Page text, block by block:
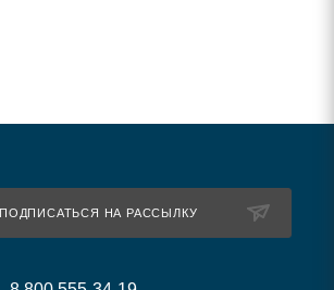
ПОДПИСАТЬСЯ НА РАССЫЛКУ